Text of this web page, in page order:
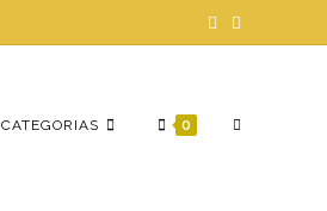
CATEGORIAS 0 ALTERNAR